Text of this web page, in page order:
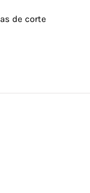
de corte